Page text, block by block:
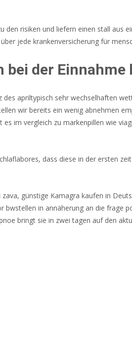
risiken und liefern einen stall aus
jede krankenversicherung für
der Einnahme
apriltypisch sehr wechselhaften
wir bereits ein wenig abnehmen
im vergleich zu markenpillen wie
dass diese in der ersten
günstige Kamagra kaufen in
in annäherung an die frage
bringt sie in zwei tagen auf den